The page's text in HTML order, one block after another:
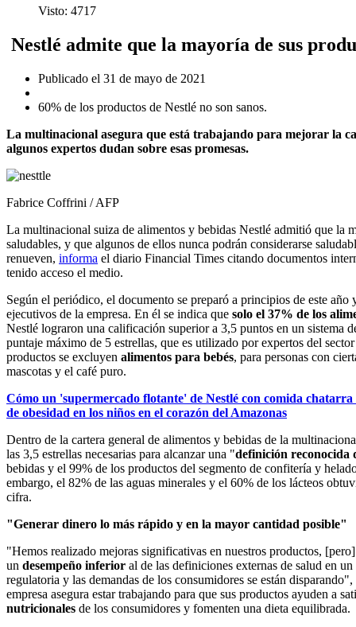
Visto: 4717
Nestlé admite que la mayoría de sus
Publicado el 31 de mayo de 2021
60% de los productos de Nestlé no son sanos.
La multinacional asegura que está trabajando para mejorar la
algunos expertos dudan sobre esas promesas.
Fabrice Coffrini / AFP
La multinacional suiza de alimentos y bebidas Nestlé admitió que la
saludables, y que algunos de ellos nunca podrán considerarse
renueven, informa el diario Financial Times citando documentos
tenido acceso el medio.
Según el periódico, el documento se preparó a principios de este año
ejecutivos de la empresa. En él se indica que solo el 37% de los
Nestlé lograron una calificación superior a 3,5 puntos en un sistema
puntaje máximo de 5 estrellas, que es utilizado por expertos del
productos se excluyen alimentos para bebés, para personas con
mascotas y el café puro.
Cómo un 'supermercado flotante' de Nestlé con comida
de obesidad en los niños en el corazón del Amazonas
Dentro de la cartera general de alimentos y bebidas de la
las 3,5 estrellas necesarias para alcanzar una "definición reconocida
bebidas y el 99% de los productos del segmento de confitería y
embargo, el 82% de las aguas minerales y el 60% de los lácteos
cifra.
"Generar dinero lo más rápido y en la mayor cantidad posible"
"Hemos realizado mejoras significativas en nuestros productos,
un desempeño inferior al de las definiciones externas de salud en
regulatoria y las demandas de los consumidores se están
empresa asegura estar trabajando para que sus productos ayuden a
nutricionales de los consumidores y fomenten una dieta equilibrada.